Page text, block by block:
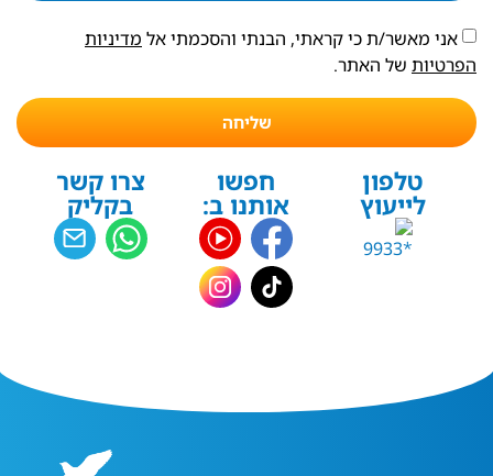
אני מאשר/ת כי קראתי, הבנתי והסכמתי אל מדיניות
הפרטיות של האתר.
שליחה
טלפון
לייעוץ
חפשו
אותנו ב:
צרו קשר
בקליק